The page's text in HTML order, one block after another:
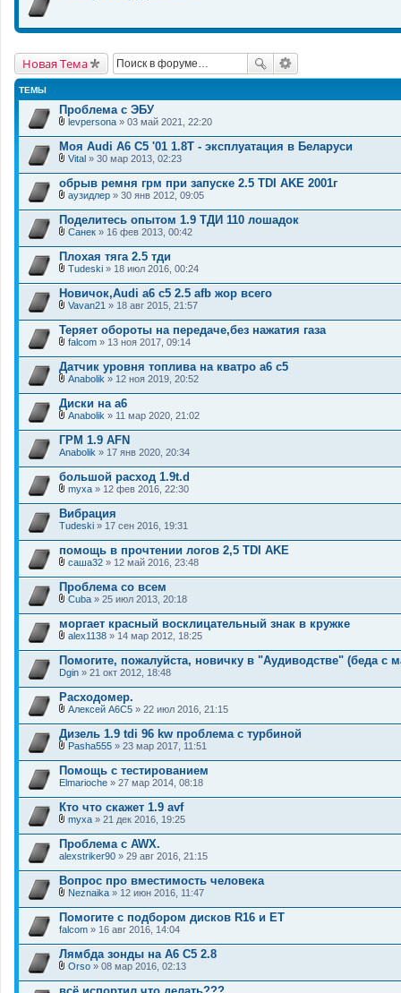
Новая Тема
ТЕМЫ
Проблема с ЭБУ
л
о
ж
е
н
и
levpersona » 03 май 2021, 22:20
Моя Audi A6 C5 '01 1.8Т - эксплуатация в Беларуси
л
о
ж
е
н
и
Vital » 30 мар 2013, 02:23
обрыв ремня грм при запуске 2.5 TDI AKE 2001г
л
о
ж
е
н
и
аузидлер » 30 янв 2012, 09:05
Поделитесь опытом 1.9 ТДИ 110 лошадок
л
о
ж
е
н
и
Санек » 16 фев 2013, 00:42
Плохая тяга 2.5 тди
л
о
ж
е
н
и
Tudeski » 18 июл 2016, 00:24
Новичок,Audi a6 c5 2.5 afb жор всего
л
о
ж
е
н
и
Vavan21 » 18 авг 2015, 21:57
Теряет обороты на передаче,без нажатия газа
л
о
ж
е
н
и
falcom » 13 ноя 2017, 09:14
Датчик уровня топлива на кватро а6 с5
л
о
ж
е
н
и
Anabolik » 12 ноя 2019, 20:52
Диски на а6
л
о
ж
е
н
и
Anabolik » 11 мар 2020, 21:02
ГРМ 1.9 AFN
Anabolik » 17 янв 2020, 20:34
большой расход 1.9t.d
л
о
ж
е
н
и
myxa » 12 фев 2016, 22:30
Вибрация
Tudeski » 17 сен 2016, 19:31
помощь в прочтении логов 2,5 TDI AKE
л
о
ж
е
н
и
саша32 » 12 май 2016, 23:48
Проблема со всем
о
ж
е
н
и
Cuba » 25 июл 2013, 20:18
моргает красный восклицательный знак в кружке
л
о
ж
е
н
и
alex1138 » 14 мар 2012, 18:25
Помогите, пожалуйста, новичку в "Аудиводстве" (беда с
Dgin » 21 окт 2012, 18:48
Расходомер.
л
о
ж
е
н
и
Алексей А6С5 » 22 июл 2016, 21:15
Дизель 1.9 tdi 96 kw проблема с турбиной
л
о
ж
е
н
и
Pasha555 » 23 мар 2017, 11:51
Помощь с тестированием
Elmarioche » 27 мар 2014, 08:18
Кто что скажет 1.9 avf
л
о
ж
е
н
и
myxa » 21 дек 2016, 19:25
Проблема с AWX.
alexstriker90 » 29 авг 2016, 21:15
Вопрос про вместимость человека
л
о
ж
е
н
и
Neznaika » 12 июн 2016, 11:47
Помогите с подбором дисков R16 и ET
falcom » 16 авг 2016, 14:04
Лямбда зонды на А6 С5 2.8
Orso » 08 мар 2016, 02:13